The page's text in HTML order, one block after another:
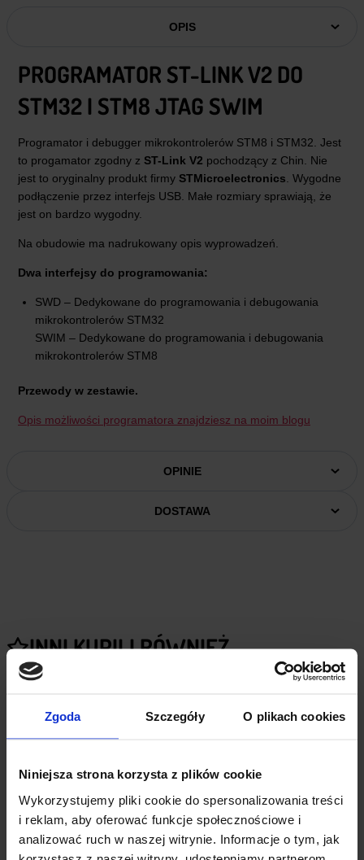
Zgoda Szczegóły O plikach cookies
Niniejsza strona korzysta z plików cookie
Wykorzystujemy pliki cookie do spersonalizowania treści
i reklam, aby oferować funkcje społecznościowe i
analizować ruch w naszej witrynie. Informacje o tym, jak
OPIS
PROGRAMATOR ST-LINK V2 DO
STM32 I STM8 JTAG SWIM
Programator i debugger mikrokontrolerów STM8 i STM32. Jest
to progamator zgodny z ST-Link V2 pochodzący z Chin. Nie
jest to oryginalny produkt firmy STMicroelectronics . Wygodne
podłączenie przez interfejs USB. Małe rozmiary sprawiają, że
jest on bardzo wygodny.
Na obudowie ma nadrukowany opis wyprowadzeń.
Dwa interfejsy do programowania:
SWD – Dedykowane do programowania i debugowania
mikrokontrolerów STM32
SWIM – Dedykowane do programowania i debugowania
mikrokontrolerów STM8
Przewody w zestawie.
Opis możliwości programatora znajdziesz na moim blogu
OPINIE
DOSTAWA
INNI KUPILI RÓWNIEŻ